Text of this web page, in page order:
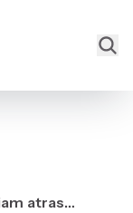
atraso